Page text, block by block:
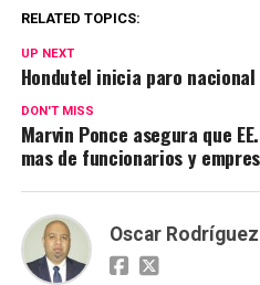
RELATED TOPICS:
UP NEXT
Hondutel inicia paro
DON'T MISS
Marvin Ponce asegura que
mas de funcionarios y
Oscar Rodríguez